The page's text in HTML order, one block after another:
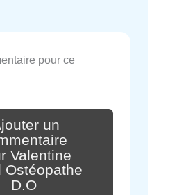
pour ce
un
Valentine
Ostéopathe
D.O